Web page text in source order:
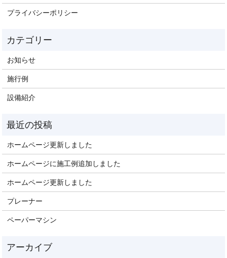
プライバシーポリシー
お知らせ
施行例
設備紹介
ホームページ更新しました
ホームページに施工例追加しました
ホームページ更新しました
プレーナー
ペーパーマシン